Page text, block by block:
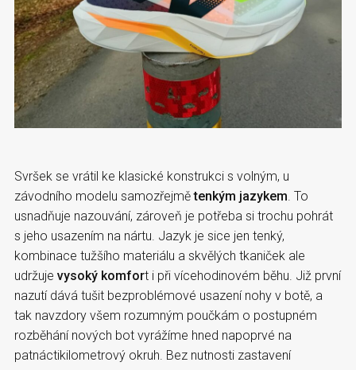
Svršek se vrátil ke klasické konstrukci s volným, u
závodního modelu samozřejmětenkým jazykem . To
usnadňuje nazouvání, zároveň je potřeba si trochu pohrát
s jeho usazením na nártu. Jazyk je sice jen tenký,
kombinace tužšího materiálu a skvělých tkaniček ale
udržuje vysoký komfort i při vícehodinovém běhu. Již první
nazutí dává tušit bezproblémové usazení nohy v botě, a
tak navzdory všem rozumným poučkám o postupném
rozběhání nových bot vyrážíme hned napoprvé na
patnáctikilometrový okruh. Bez nutnosti zastavení